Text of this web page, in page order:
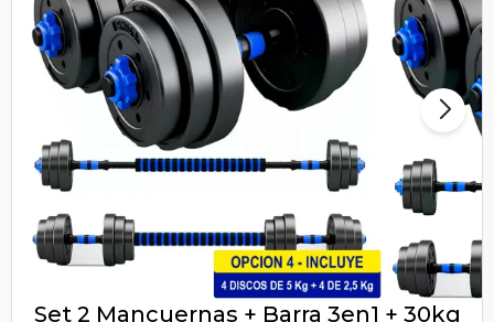
Set 2 Mancuernas + Barra 3en1 + 30kg